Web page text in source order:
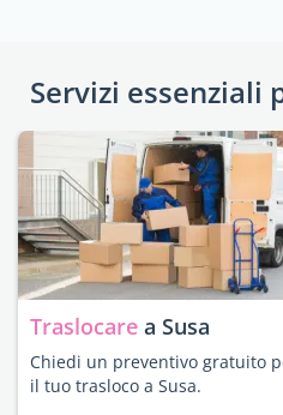
Servizi essenziali
Traslocare a Susa
Chiedi un preventivo gratuito
il tuo trasloco a Susa.